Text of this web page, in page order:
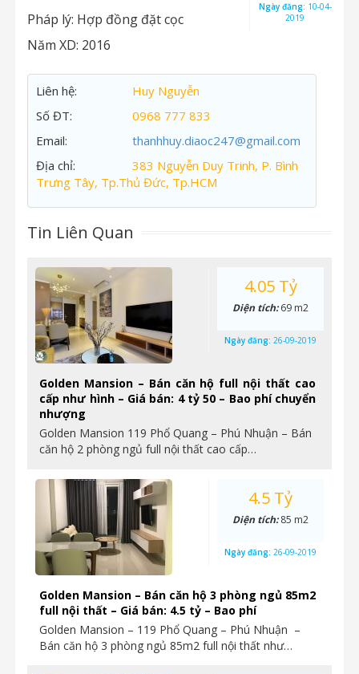
Pháp lý: Hợp đồng đặt cọc
Năm XD: 2016
Ngày đăng: 10-04-
2019
Liên hệ:
Huy Nguyễn
Số ĐT:
0968 777 833
Email:
thanhhuy.diaoc247@gmail.com
Địa chỉ:
383 Nguyễn Duy Trinh, P. Bình
Trưng Tây, Tp.Thủ Đức, Tp.HCM
Tin Liên Quan
Golden Mansion – Bán căn hộ full nội thất cao
cấp như hình – Giá bán: 4 tỷ 50 – Bao phí chuyển
nhượng
Golden Mansion 119 Phổ Quang – Phú Nhuận – Bán
căn hộ 2 phòng ngủ full nội thất cao cấp…
4.05 Tỷ
Diện tích:69 m2
Ngày đăng: 26-09-2019
Golden Mansion – Bán căn hộ 3 phòng ngủ 85m2
full nội thất – Giá bán: 4.5 tỷ – Bao phí
Golden Mansion – 119 Phổ Quang – Phú Nhuận –
Bán căn hộ 3 phòng ngủ 85m2 full nội thất như…
4.5 Tỷ
Diện tích:85 m2
Ngày đăng: 26-09-2019